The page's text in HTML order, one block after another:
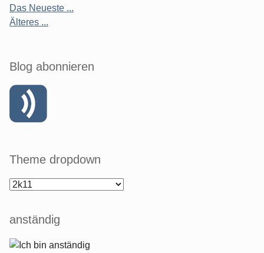
Das Neueste ...
Älteres ...
Blog abonnieren
Theme dropdown
anständig